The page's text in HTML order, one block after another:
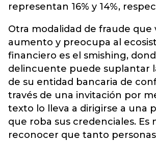
representan 16% y 14%,
Otra modalidad de fraude que
aumento y preocupa al
financiero es el smishing,
delincuente puede suplantar
de su entidad bancaria de
través de una invitación por
texto lo lleva a dirigirse a una
que roba sus credenciales. Es
reconocer que tanto